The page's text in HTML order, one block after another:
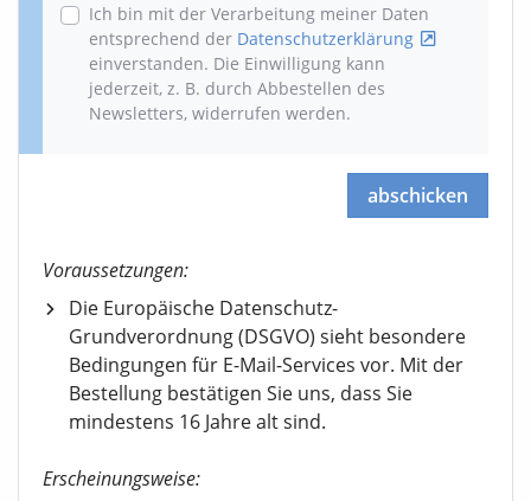
Ich bin mit der Verarbeitung meiner Daten
entsprechend der Datenschutzerklärung
einverstanden. Die Einwilligung kann
jederzeit, z. B. durch Abbestellen des
Newsletters, widerrufen werden.
abschicken
Voraussetzungen:
Die Europäische Datenschutz-
Grundverordnung (DSGVO) sieht besondere
Bedingungen für E-Mail-Services vor. Mit der
Bestellung bestätigen Sie uns, dass Sie
mindestens 16 Jahre alt sind.
Erscheinungsweise: